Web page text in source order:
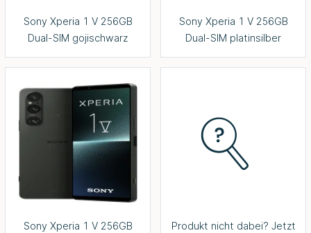
Sony Xperia 1 V 256GB
Dual-SIM gojischwarz
Sony Xperia 1 V 256GB
Dual-SIM platinsilber
Sony Xperia 1 V 256GB
Produkt nicht dabei? Jetzt